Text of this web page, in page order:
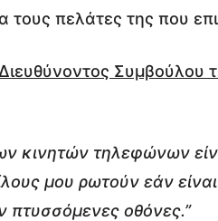
τους πελάτες της που
Συμβούλου
κινητών τηλεφώνων
μου ρωτούν εάν
πτυσσόμενες οθόνες.”